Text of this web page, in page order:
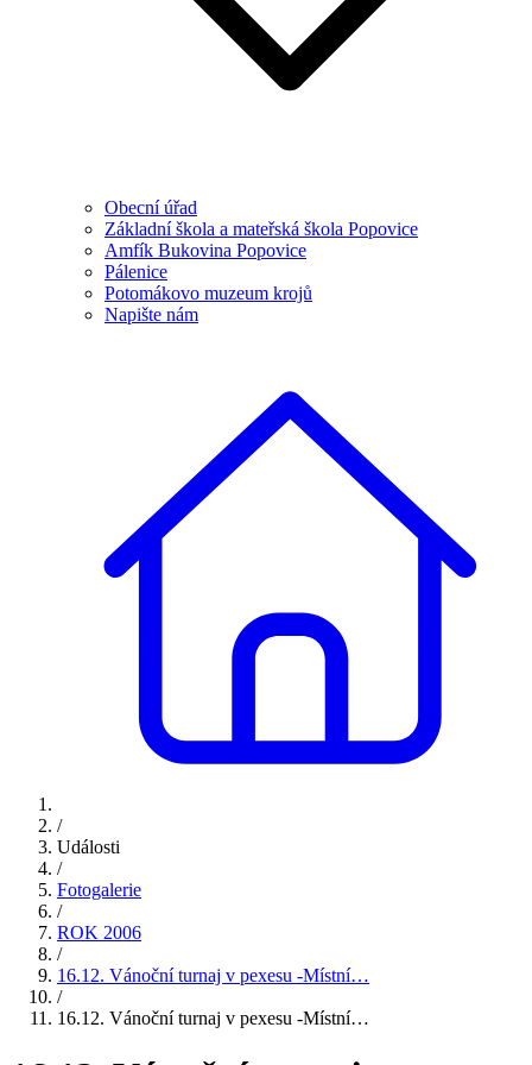
Obecní úřad
Základní škola a mateřská škola Popovice
Amfík Bukovina Popovice
Pálenice
Potomákovo muzeum krojů
Napište nám
/
Události
/
Fotogalerie
/
ROK 2006
/
16.12. Vánoční turnaj v pexesu -Místní…
/
16.12. Vánoční turnaj v pexesu -Místní…